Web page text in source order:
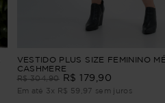
VESTIDO PLUS SIZE FEMININO
CASHMERE
R$ 304,90 R$ 179 90
Em até 3x R$ 59 97 sem juros